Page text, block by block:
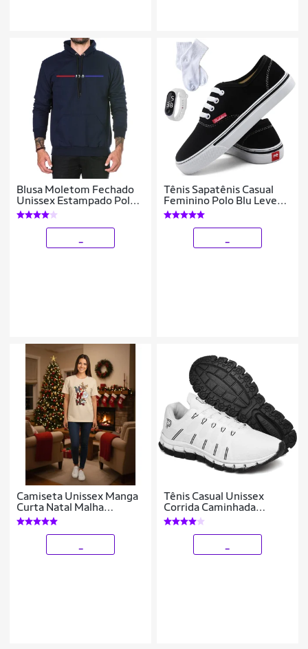
Blusa Moletom Fechado
Unissex Estampado Polo
com Bolso e Capuz
Tênis Sapatênis Casual
Feminino Polo Blu Leve
Confortável + Relógio
Digital + Meia
Camiseta Unissex Manga
Curta Natal Malha
Algodão Confortável
Tênis Casual Unissex
Corrida Caminhada
Academia em Tecido Leve
Dia a Dia do 34 ao 43